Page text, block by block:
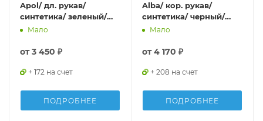
Apol/ дл. рукав/
синтетика/ зеленый/
XXS-XS, Apol6262XXSXS
Мало
от3 450 ₽
+ 172 на счет
ПОДРОБНЕЕ
Alba/ кор. рукав/
синтетика/ черный/
XXS-XS, Alba9090XXSXS
Мало
от4 170 ₽
+ 208 на счет
ПОДРОБНЕЕ